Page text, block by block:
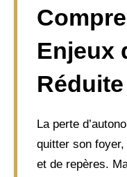
Enjeux
La perte
quitter son
et de repères.